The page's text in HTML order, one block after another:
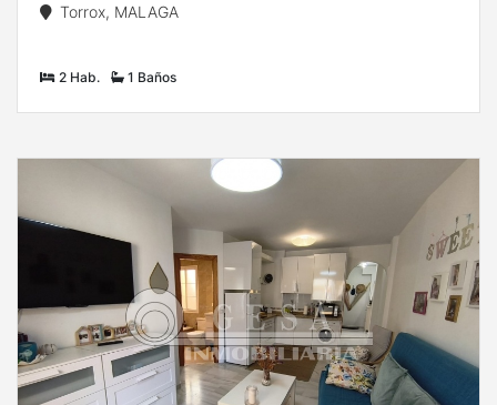
Torrox, MALAGA
2 Hab. 1 Baños